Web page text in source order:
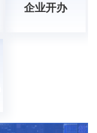
企业开办